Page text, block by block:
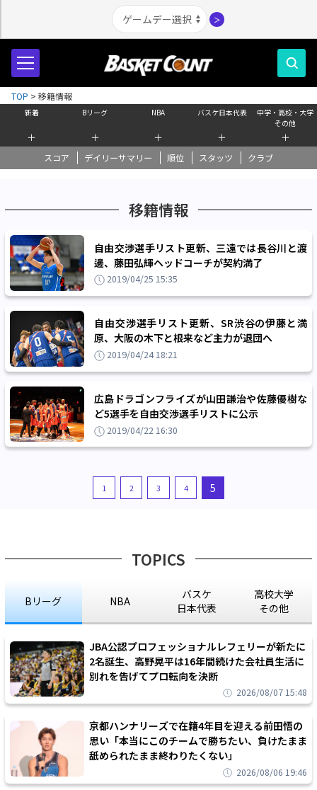
＞
新着
＋
Bリーグ
＋
NBA
＋
バスケ日本代表
＋
中学・高校・大学
その他
＋
スコア デイリーサマリー 順位 スタッツ クラブ
TOP > 移籍情報
移籍情報
自由交渉選手リスト更新、三遠では長谷川と渡
邊、藤田弘輝ヘッドコーチが契約満了
2019/04/25 15:35
自由交渉選手リスト更新、SR渋谷の伊藤と満
原、大阪の木下と根来など主力が退団へ
2019/04/24 18:21
広島ドラゴンフライズが山田謙治や佐藤優樹な
ど5選手を自由交渉選手リストに公示
2019/04/22 16:30
1 2 3 4 5
TOPICS
Bリーグ NBA
バスケ
日本代表
高校大学
その他
JBA公認プロフェッショナルレフェリーが新たに
2名誕生、高野晃平は16年間続けた会社員生活に
別れを告げてプロ転向を決断
2026/08/07 15:48
京都ハンナリーズで在籍4年目を迎える前田悟の
思い「本当にこのチームで勝ちたい、負けたまま
舐められたまま終わりたくない」
2026/08/06 19:46